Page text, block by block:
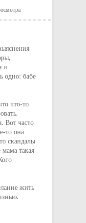
и
одно: бабе
что-то
Вот часто
то она
скандалы
мама такая
жить